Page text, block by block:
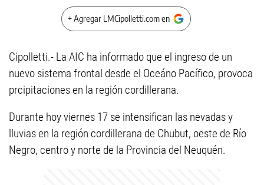
+ Agregar LMCipolletti.com en
Cipolletti.- La AIC ha informado que el ingreso de un
nuevo sistema frontal desde el Oceáno Pacífico, provoca
prcipitaciones en la región cordillerana.
Durante hoy viernes 17 se intensifican las nevadas y
lluvias en la región cordillerana de Chubut, oeste de Río
Negro, centro y norte de la Provincia del Neuquén.